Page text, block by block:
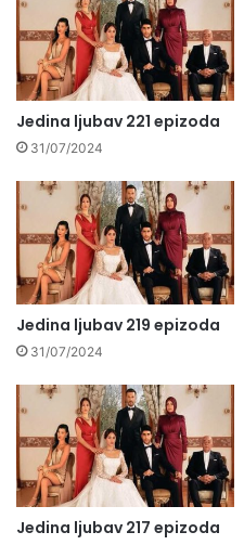
Jedina ljubav 221 epizoda
31/07/2024
Jedina ljubav 219 epizoda
31/07/2024
Jedina ljubav 217 epizoda